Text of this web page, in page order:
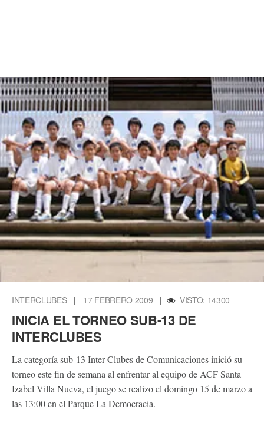
INTERCLUBES | 17 FEBRERO 2009 | VISTO: 14300
INICIA EL TORNEO SUB-13 DE
INTERCLUBES
La categoría sub-13 Inter Clubes de Comunicaciones inició su
torneo este fin de semana al enfrentar al equipo de ACF Santa
Izabel Villa Nueva, el juego se realizo el domingo 15 de marzo a
las 13:00 en el Parque La Democracia.